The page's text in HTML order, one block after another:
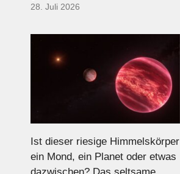
28. Juli 2026
Ist dieser riesige Himmelskörper
ein Mond, ein Planet oder etwas
dazwischen? Das seltsame